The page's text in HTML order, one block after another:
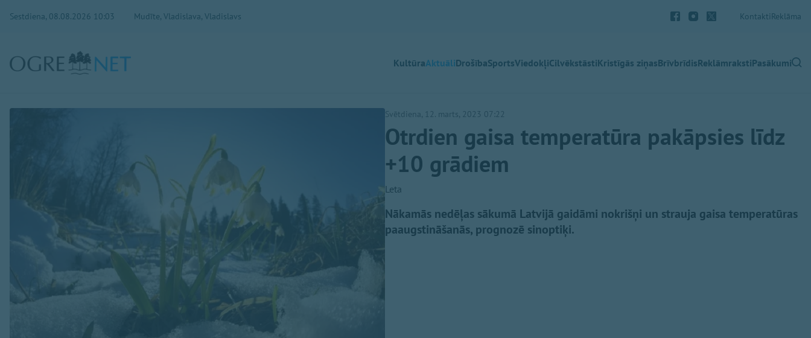
Sestdiena, 08.08.2026 10:03 Mudīte, Vladislava, Vladislavs KontaktiReklāma
KultūraAktuāliDrošībaSportsViedokļiCilvēkstāstiKristīgās ziņasBrīvbrīdisReklāmrakstiPasākumi
Svētdiena, 12. marts, 2023 07:22
Otrdien gaisa temperatūra pakāpsies līdz
+10 grādiem
Leta
Nākamās nedēļas sākumā Latvijā gaidāmi nokrišņi un strauja gaisa temperatūras
paaugstināšanās, prognozē sinoptiķi.